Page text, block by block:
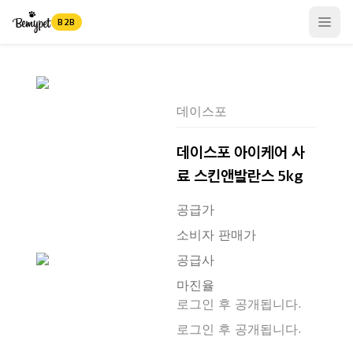
B2B
데이스포
데이스포 아이케어 사
료 스킨앤발란스 5kg
공급가
소비자 판매가
공급사
마진율
로그인 후 공개됩니다.
로그인 후 공개됩니다.